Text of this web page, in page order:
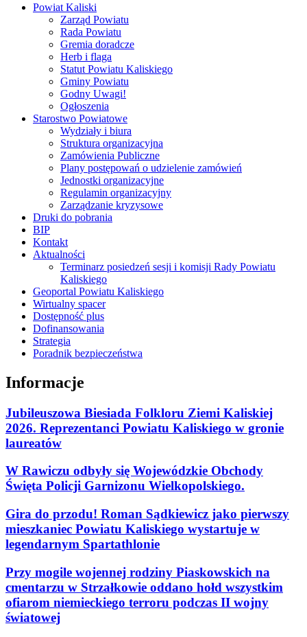
Powiat Kaliski
Zarząd Powiatu
Rada Powiatu
Gremia doradcze
Herb i flaga
Statut Powiatu Kaliskiego
Gminy Powiatu
Godny Uwagi!
Ogłoszenia
Starostwo Powiatowe
Wydziały i biura
Struktura organizacyjna
Zamówienia Publiczne
Plany postępowań o udzielenie zamówień
Jednostki organizacyjne
Regulamin organizacyjny
Zarządzanie kryzysowe
Druki do pobrania
BIP
Kontakt
Aktualności
Terminarz posiedzeń sesji i komisji Rady Powiatu
Kaliskiego
Geoportal Powiatu Kaliskiego
Wirtualny spacer
Dostępność plus
Dofinansowania
Strategia
Poradnik bezpieczeństwa
Informacje
Jubileuszowa Biesiada Folkloru Ziemi Kaliskiej
2026. Reprezentanci Powiatu Kaliskiego w gronie
laureatów
W Rawiczu odbyły się Wojewódzkie Obchody
Święta Policji Garnizonu Wielkopolskiego.
Gira do przodu! Roman Sądkiewicz jako pierwszy
mieszkaniec Powiatu Kaliskiego wystartuje w
legendarnym Spartathlonie
Przy mogile wojennej rodziny Piaskowskich na
cmentarzu w Strzałkowie oddano hołd wszystkim
ofiarom niemieckiego terroru podczas II wojny
światowej